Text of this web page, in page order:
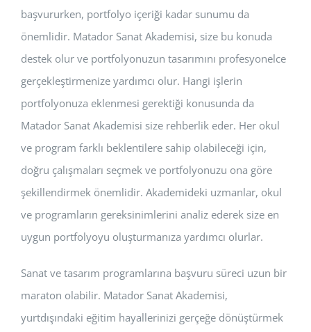
başvururken, portfolyo içeriği kadar sunumu da
önemlidir. Matador Sanat Akademisi, size bu konuda
destek olur ve portfolyonuzun tasarımını profesyonelce
gerçekleştirmenize yardımcı olur. Hangi işlerin
portfolyonuza eklenmesi gerektiği konusunda da
Matador Sanat Akademisi size rehberlik eder. Her okul
ve program farklı beklentilere sahip olabileceği için,
doğru çalışmaları seçmek ve portfolyonuzu ona göre
şekillendirmek önemlidir. Akademideki uzmanlar, okul
ve programların gereksinimlerini analiz ederek size en
uygun portfolyoyu oluşturmanıza yardımcı olurlar.
Sanat ve tasarım programlarına başvuru süreci uzun bir
maraton olabilir. Matador Sanat Akademisi,
yurtdışındaki eğitim hayallerinizi gerçeğe dönüştürmek